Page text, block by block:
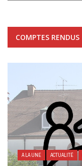
COMPTES RENDUS
A LA UNE ACTUALITÉ